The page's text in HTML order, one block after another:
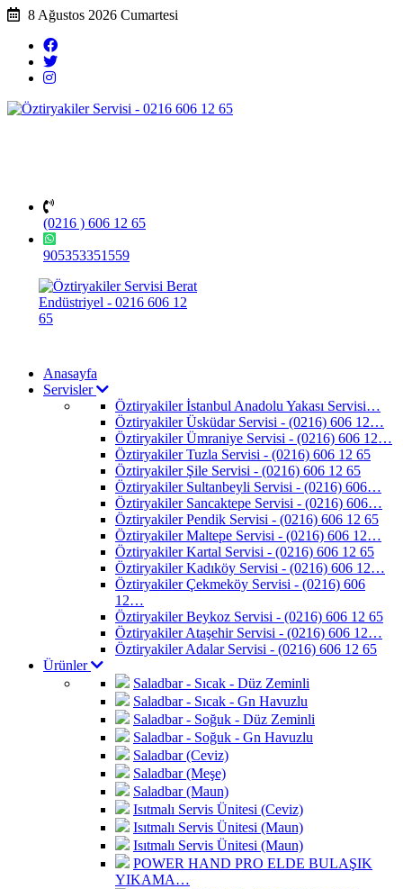
8 Ağustos 2026 Cumartesi
(0216 ) 606 12 65
905353351559
Anasayfa
Servisler
Öztiryakiler İstanbul Anadolu Yakası Servisi…
Öztiryakiler Üsküdar Servisi - (0216) 606 12…
Öztiryakiler Ümraniye Servisi - (0216) 606 12…
Öztiryakiler Tuzla Servisi - (0216) 606 12 65
Öztiryakiler Şile Servisi - (0216) 606 12 65
Öztiryakiler Sultanbeyli Servisi - (0216) 606…
Öztiryakiler Sancaktepe Servisi - (0216) 606…
Öztiryakiler Pendik Servisi - (0216) 606 12 65
Öztiryakiler Maltepe Servisi - (0216) 606 12…
Öztiryakiler Kartal Servisi - (0216) 606 12 65
Öztiryakiler Kadıköy Servisi - (0216) 606 12…
Öztiryakiler Çekmeköy Servisi - (0216) 606
12…
Öztiryakiler Beykoz Servisi - (0216) 606 12 65
Öztiryakiler Ataşehir Servisi - (0216) 606 12…
Öztiryakiler Adalar Servisi - (0216) 606 12 65
Ürünler
Saladbar - Sıcak - Düz Zeminli
Saladbar - Sıcak - Gn Havuzlu
Saladbar - Soğuk - Düz Zeminli
Saladbar - Soğuk - Gn Havuzlu
Saladbar (Ceviz)
Saladbar (Meşe)
Saladbar (Maun)
Isıtmalı Servis Ünitesi (Ceviz)
Isıtmalı Servis Ünitesi (Maun)
Isıtmalı Servis Ünitesi (Maun)
POWER HAND PRO ELDE BULAŞIK
YIKAMA…